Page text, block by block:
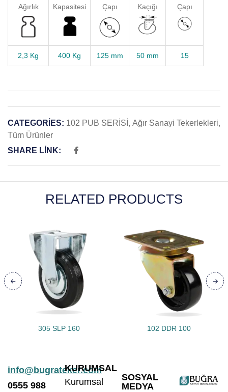
Ağırlık
Kapasitesi
Çapı
Kaçığı
Çapı
2,3 Kg 400 Kg 125 mm 50 mm 15
CATEGORIES: 102 PUB SERİSİ , Ağır Sanayi Tekerlekleri,
Tüm Ürünler
SHARE LINK:
RELATED PRODUCTS
305 SLP 160 102 DDR 100
info@bugrateker.com
0555 988
KURUMSAL
Kurumsal
SOSYAL
MEDYA